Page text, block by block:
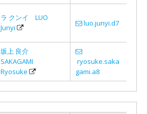
ラ クンイ LUO
Junyi
luo.junyi.d7
坂上 良介
SAKAGAMI
Ryosuke
ryosuke.saka
gami.a8